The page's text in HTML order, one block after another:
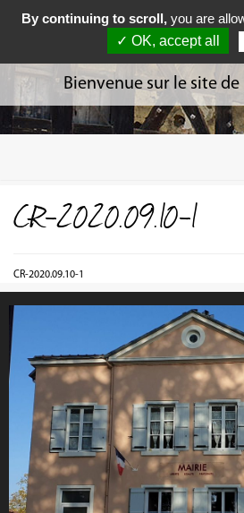
Curciat
Bienvenue sur le site
CR-2020.09.10-1
CR-2020.09.10-1
By continuing to scroll, you are
✓ OK, accept all